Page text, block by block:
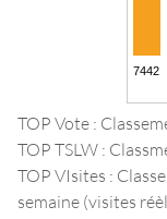
TOP Vote :
TOP TSLW :
TOP VIsites :
semaine (visites